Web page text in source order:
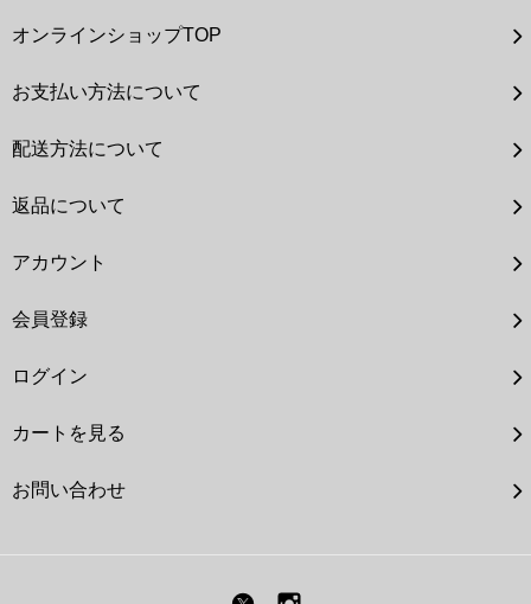
オンラインショップTOP
お支払い方法について
配送方法について
返品について
アカウント
会員登録
ログイン
カートを見る
お問い合わせ